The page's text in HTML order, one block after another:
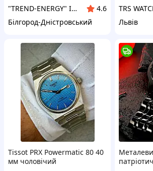
"TREND-ENERGY" Інтернет-магазин аксесуарів до смартфонів та комп'ютерів
4.6
Білгород-Дністровський
TRS
Львів
Tissot PRX Powermatic 80 40
мм чоловічий